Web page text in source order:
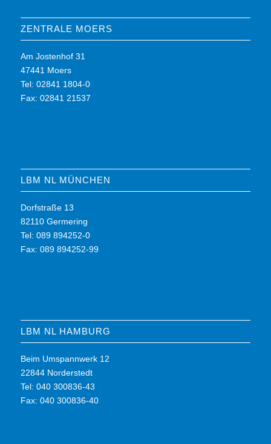
ZENTRALE MOERS
Am Jostenhof 31
47441 Moers
Tel: 02841 1804-0
Fax: 02841 21537
LBM NL MÜNCHEN
Dorfstraße 13
82110 Germering
Tel: 089 894252-0
Fax: 089 894252-99
LBM NL HAMBURG
Beim Umspannwerk 12
22844 Norderstedt
Tel: 040 300836-43
Fax: 040 300836-40